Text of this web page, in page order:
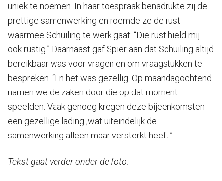
uniek te noemen. In haar toespraak benadrukte zij de
prettige samenwerking en roemde ze de rust
waarmee Schuiling te werk gaat: “Die rust hield mij
ook rustig.” Daarnaast gaf Spier aan dat Schuiling altijd
bereikbaar was voor vragen en om vraagstukken te
bespreken. “En het was gezellig. Op maandagochtend
namen we de zaken door die op dat moment
speelden. Vaak genoeg kregen deze bijeenkomsten
een gezellige lading ,wat uiteindelijk de
samenwerking alleen maar versterkt heeft.”
Tekst gaat verder onder de foto: